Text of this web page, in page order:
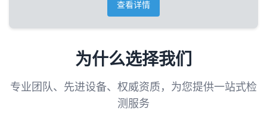
查看详情
为什么选择我们
专业团队、先进设备、权威资质，为您提供一站式检
测服务